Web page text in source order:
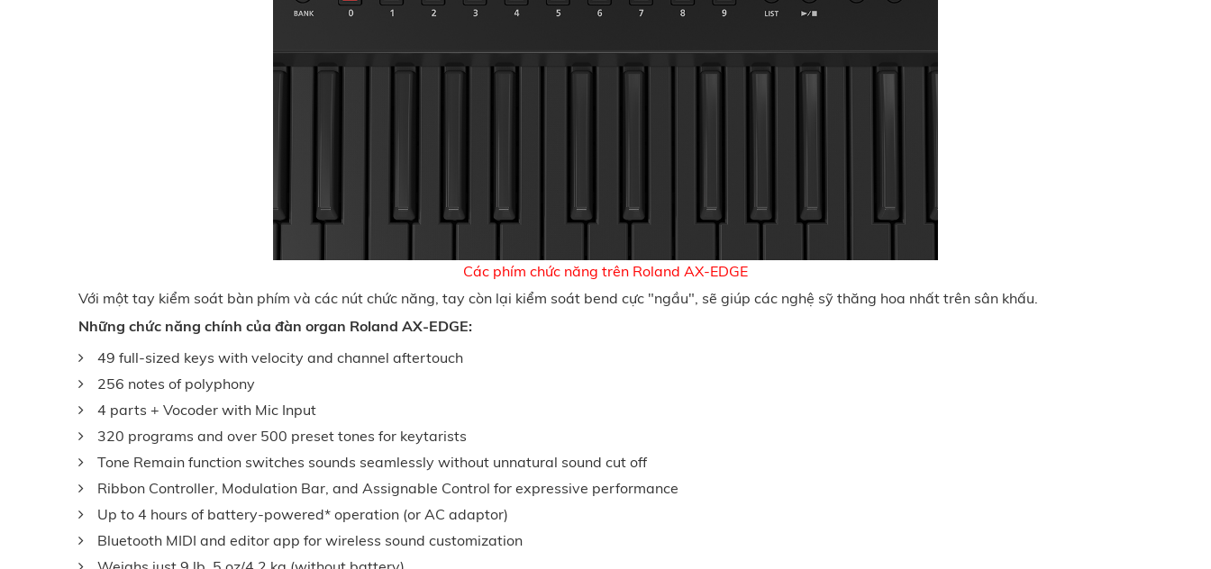
Các phím chức năng trên Roland AX-EDGE
Với một tay kiểm soát bàn phím và các nút chức năng, tay còn lại kiểm soát bend cực "ngầu", sẽ giúp các nghệ sỹ thăng hoa nhất trên sân khấu.
Những chức năng chính của đàn organ Roland AX-EDGE:
49 full-sized keys with velocity and channel aftertouch
256 notes of polyphony
4 parts + Vocoder with Mic Input
320 programs and over 500 preset tones for keytarists
Tone Remain function switches sounds seamlessly without unnatural sound cut off
Ribbon Controller, Modulation Bar, and Assignable Control for expressive performance
Up to 4 hours of battery-powered* operation (or AC adaptor)
Bluetooth MIDI and editor app for wireless sound customization